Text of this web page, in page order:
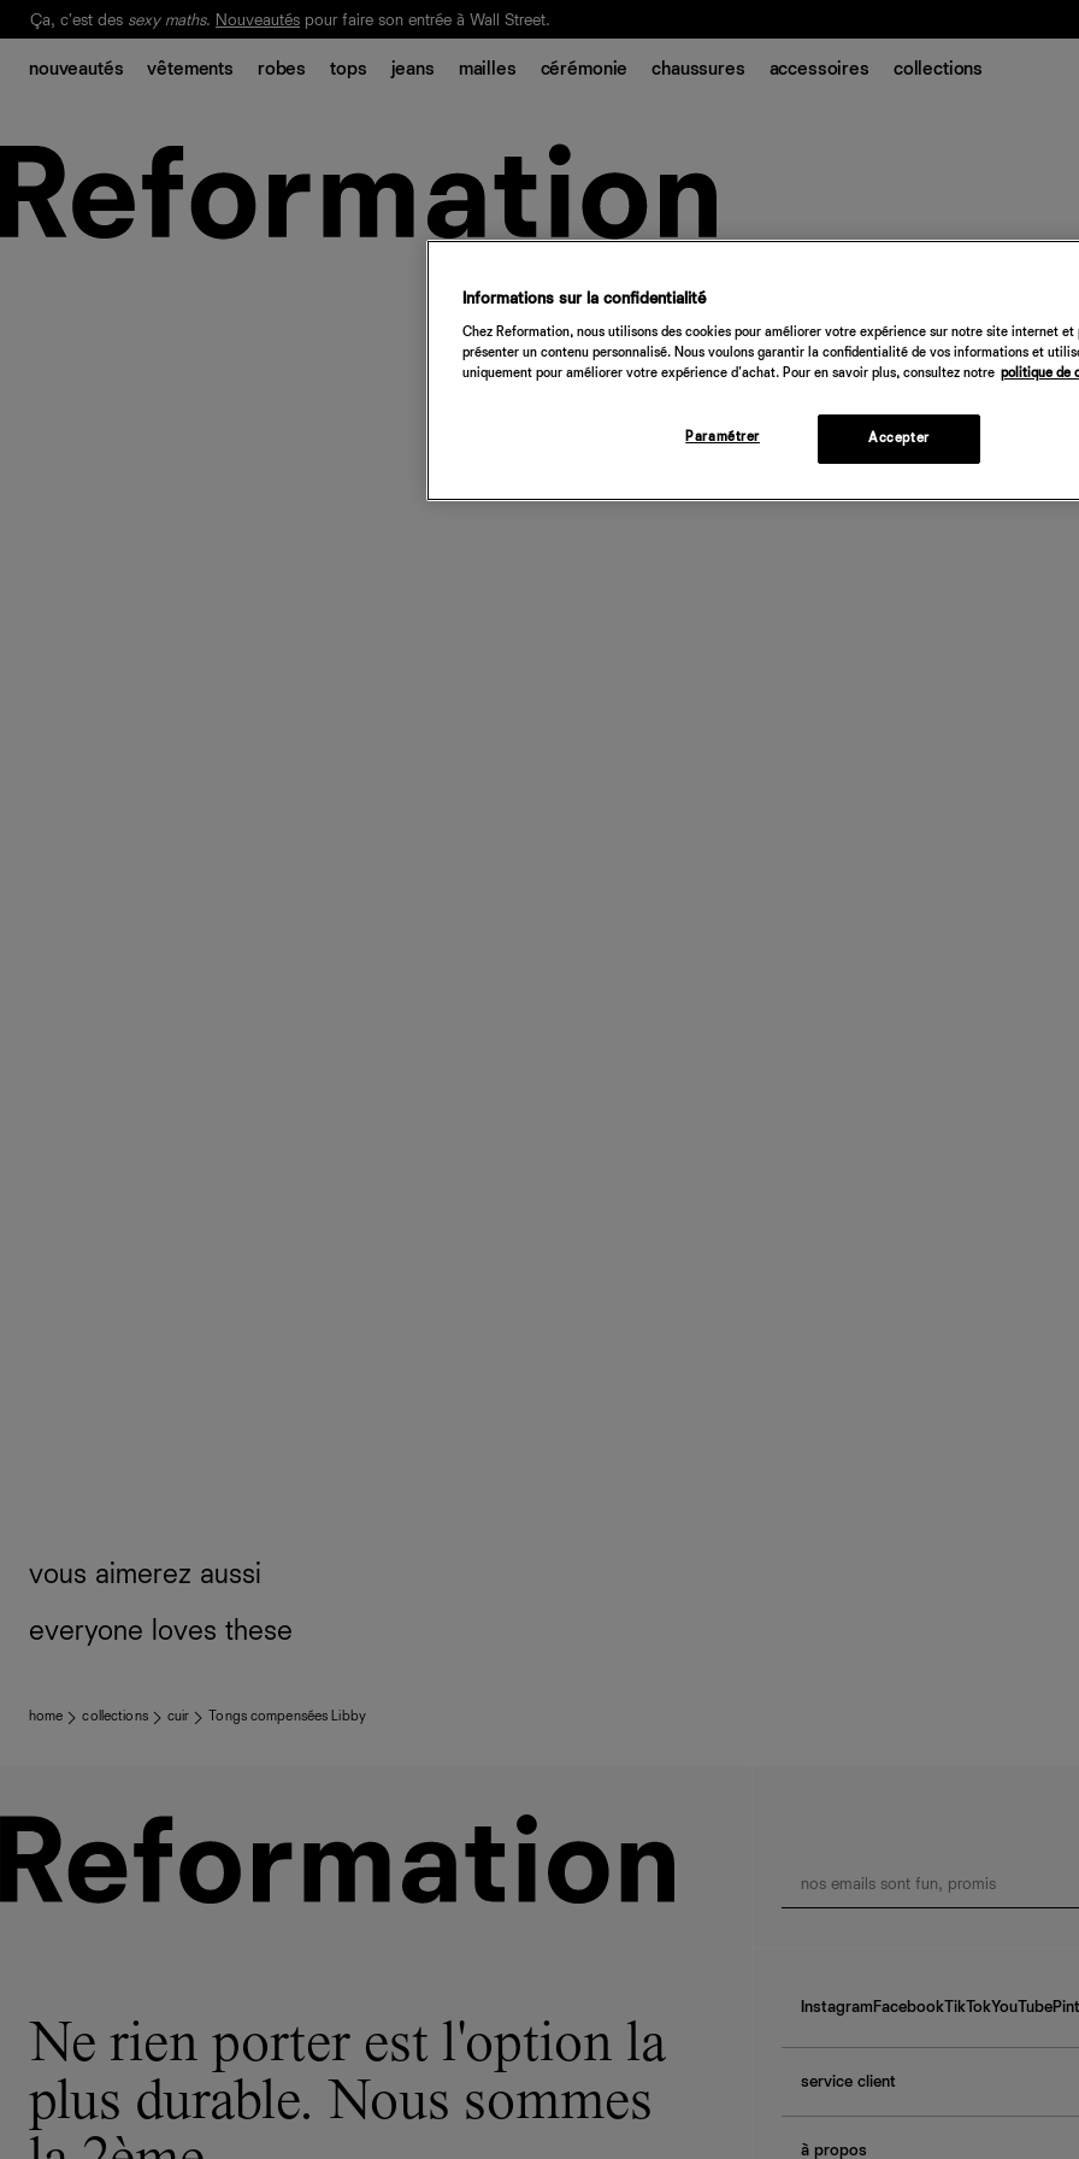
Notre Bilan Responsable 2025 est ici. Lisez-le
Ça, c'est des sexy maths. Nouveautés pour faire son entrée à Wall Street.
nouveautés vêtements robes tops jeans mailles cérémonie chaussures accessoires collections
vous aimerez aussi
everyone loves these
home collections cuir Tongs compensées Libby
Ne rien porter est l'option la
plus durable. Nous sommes
Instagram FacebookTikTokYouTube
service client
à propos
Informations sur la confidentialité
Chez Reformation, nous utilisons des cookies pour améliorer votre expérience sur notre site internet et
présenter un contenu personnalisé. Nous voulons garantir la confidentialité de vos informations et
uniquement pour améliorer votre expérience d'achat. Pour en savoir plus, consultez notre politique de
Paramétrer Accepter